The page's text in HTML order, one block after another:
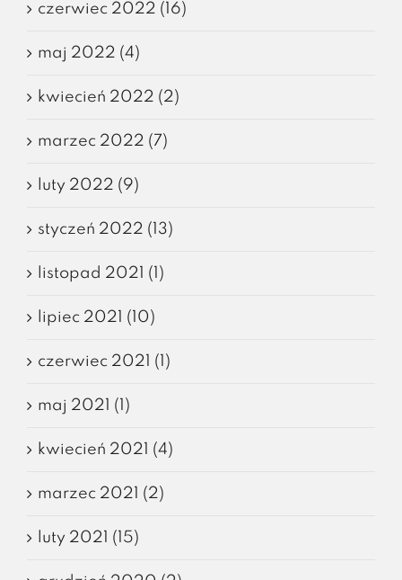
czerwiec 2022 (16)
maj 2022 (4)
kwiecień 2022 (2)
marzec 2022 (7)
luty 2022 (9)
styczeń 2022 (13)
listopad 2021 (1)
lipiec 2021 (10)
czerwiec 2021 (1)
maj 2021 (1)
kwiecień 2021 (4)
marzec 2021 (2)
luty 2021 (15)